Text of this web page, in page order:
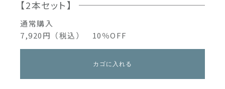
【2本セット】
通常購入
7,920円（税込） 10％OFF
カゴに入れる